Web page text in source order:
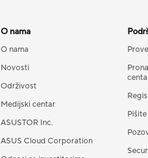
O nama
O nama
Novosti
Održivost
Medijski centar
ASUSTOR Inc.
ASUS Cloud Corporation